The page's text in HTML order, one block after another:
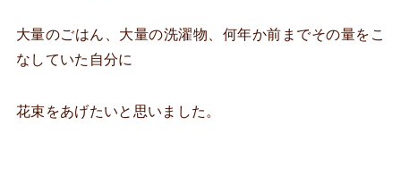
大量のごはん、大量の洗濯物、何年か前までその量をこ
なしていた自分に
花束をあげたいと思いました。